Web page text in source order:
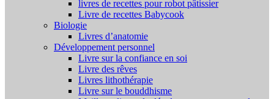
livres de recettes pour robot pâtissier
Livre de recettes Babycook
Biologie
Livres d’anatomie
Développement personnel
Livre sur la confiance en soi
Livre des rêves
Livres lithothérapie
Livre sur le bouddhisme